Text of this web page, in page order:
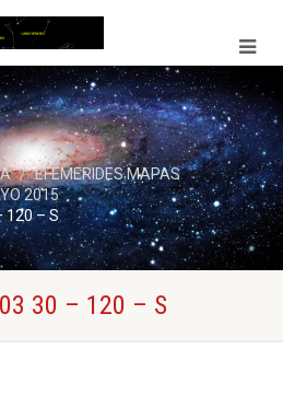
EFEMERIDES MAPAS
2015
120 – S
30 – 120 – S